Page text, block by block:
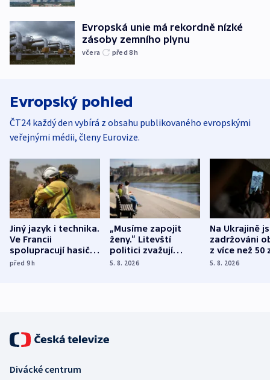
Evropská unie má rekordně nízké
zásoby zemního plynu
včera před 8h
Evropský pohled
ČT24 každý den vybírá z obsahu publikovaného evropskými
veřejnými médii, členy Eurovize.
Jiný jazyk i technika.
Ve Francii
spolupracují hasiči z
různých zemí
před 9h
„Musíme zapojit
ženy.“ Litevští
politici zvažují
dohodu o
5. 8. 2026
Na Ukrajině
zadržováni
z více než 50
Bojovali na
5. 8. 2026
Divácké centrum